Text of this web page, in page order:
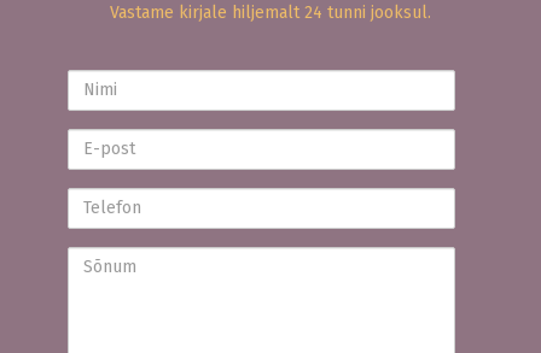
Vastame kirjale hiljemalt 24 tunni jooksul.
Nimi
post
Telefon
Sõnum